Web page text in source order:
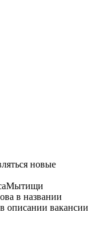
новые
Мытищи
в названии
описании вакансии